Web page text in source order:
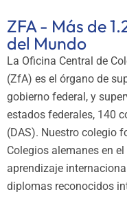
ZFA - Más de
del Mundo
La Oficina Central de
(ZfA) es el órgano de
gobierno federal, y
estados federales, 140
(DAS). Nuestro colegio
Colegios alemanes en
aprendizaje
diplomas reconocidos